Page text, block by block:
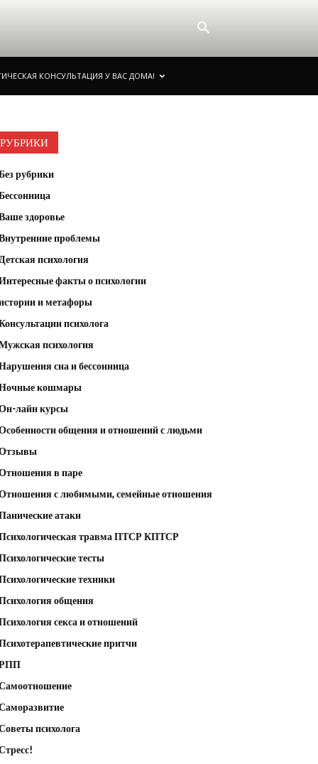
КОНСУЛЬТАЦИЯ У ВАС ДОМА!
РУБРИКИ
рубрики
здоровье
проблемы
Детская психология
факты о психологии
и метафоры
психолога
психология
сна и бессонница
кошмары
лайн курсы
общения и отношений с людьми
в паре
с любимыми, семейные отношения
атаки
травма ПТСР КПТСР
тесты
техники
общения
секса и отношений
притчи
психолога